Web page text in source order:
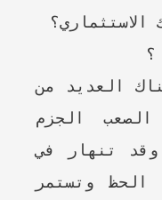
؟
العديد من
الصعب الجزم
تنهار في
وتستمر